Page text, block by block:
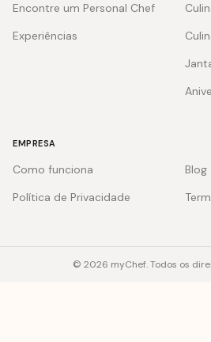
Encontre um Personal Chef
Experiências
EMPRESA
Como funciona
Blog
Política de Privacidade
© 2026 myChef. Todos os